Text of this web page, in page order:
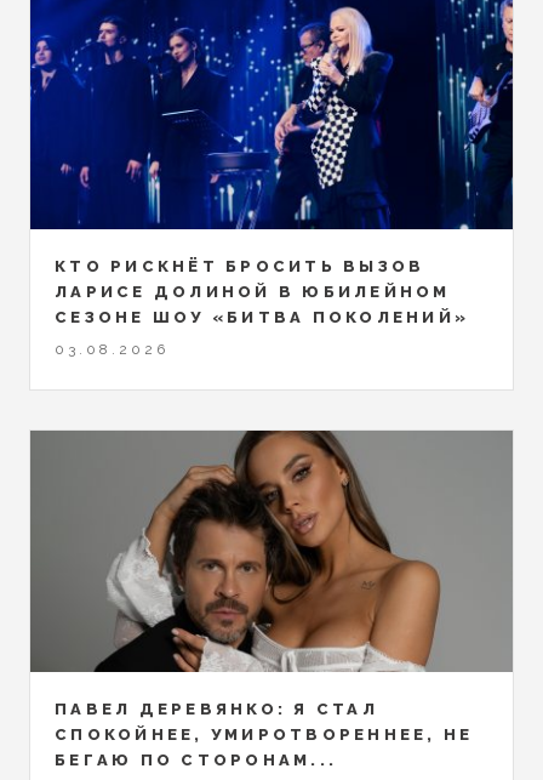
КТО РИСКНЁТ БРОСИТЬ ВЫЗОВ
ЛАРИСЕ ДОЛИНОЙ В ЮБИЛЕЙНОМ
СЕЗОНЕ ШОУ «БИТВА ПОКОЛЕНИЙ»
03.08.2026
ПАВЕЛ ДЕРЕВЯНКО: Я СТАЛ
СПОКОЙНЕЕ, УМИРОТВОРЕННЕЕ, НЕ
БЕГАЮ ПО СТОРОНАМ...